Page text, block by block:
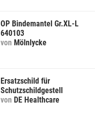
OP Bindemantel Gr.XL-L
640103
von Mölnlycke
Ersatzschild für
Schutzschildgestell
von DE Healthcare